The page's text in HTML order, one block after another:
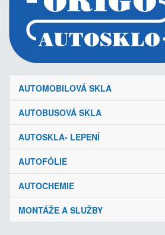
AUTOMOBILOVÁ SKLA
AUTOBUSOVÁ SKLA
AUTOSKLA- LEPENÍ
AUTOFÓLIE
AUTOCHEMIE
MONTÁŽE A SLUŽBY